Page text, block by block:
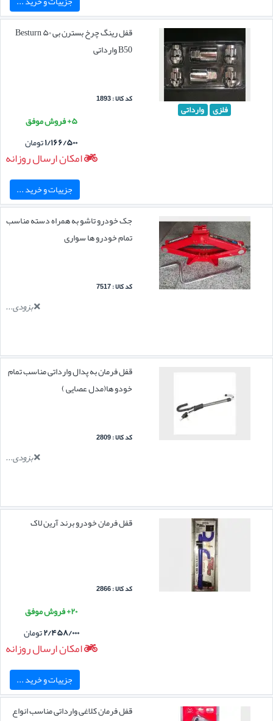
فلزی وارداتی
قفل رینگ چرخ بسترن بی ۵۰ Besturn
B50 وارداتی
کد کالا : 1893
۵+ فروش موفق
۱/۱۶۶/۵۰۰تومان
امکان ارسال روزانه
جزییات و خرید ...
جک خودرو تاشو به همراه دسته مناسب
تمام خودرو ها سواری
کد کالا : 7517
بزودی...
قفل فرمان به پدال وارداتی مناسب تمام
خودو ها(مدل عصایی )
کد کالا : 2809
بزودی...
قفل فرمان خودرو برند آرین لاک
کد کالا : 2866
۲۰+ فروش موفق
۲/۴۵۸/۰۰۰تومان
امکان ارسال روزانه
جزییات و خرید ...
قفل فرمان کلاغی وارداتی مناسب انواع